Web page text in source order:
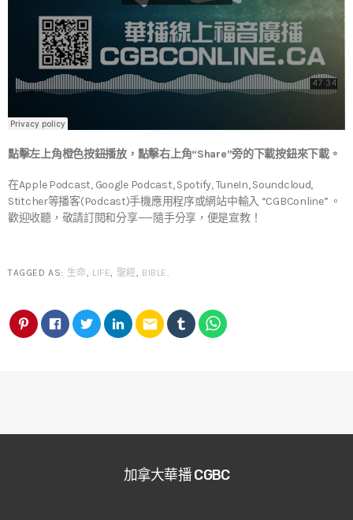
點擊左上角橙色按鈕播放，點擊右上角“Share”旁的下載按鈕來下載。
在Apple Podcast, Google Podcast, Spotify, TuneIn, Soundcloud,
Stitcher等播客(Podcast)手機應用程序或網站中輸入 “CGBConline” 。
歡迎收聽，敬請訂閱和分享——隨手分享，便是宣教！
TAGGED AS: 生命, LIFE, 聖經, BIBLE.
email
加拿大華播 CGBC